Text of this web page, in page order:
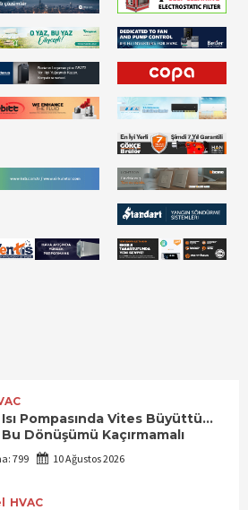
Pompasında Vites Büyüttü…
Dönüşümü Kaçırmamalı
799 10 Ağustos 2026
HVAC